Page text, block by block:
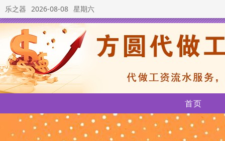
乐之器 2026-08-08 星期六
首页